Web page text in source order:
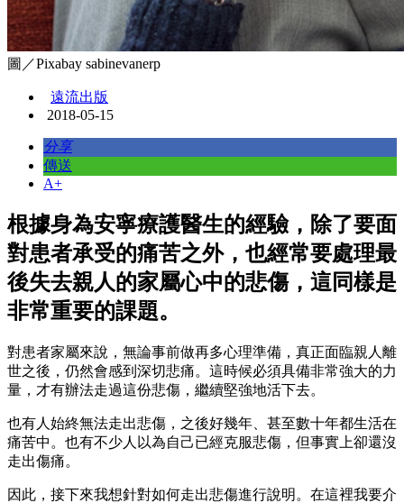
圖／Pixabay sabinevanerp
遠流出版
2018-05-15
分享
傳送
A+
根據身為安寧療護醫生的經驗，除了要面
對患者承受的痛苦之外，也經常要處理最
後失去親人的家屬心中的悲傷，這同樣是
非常重要的課題。
對患者家屬來說，無論事前做再多心理準備，真正面臨親人離
世之後，仍然會感到深切悲痛。這時候必須具備非常強大的力
量，才有辦法走過這份悲傷，繼續堅強地活下去。
也有人始終無法走出悲傷，之後好幾年、甚至數十年都生活在
痛苦中。也有不少人以為自己已經克服悲傷，但事實上卻還沒
走出傷痛。
因此，接下來我想針對如何走出悲傷進行說明。在這裡我要介